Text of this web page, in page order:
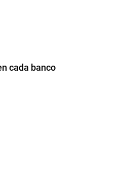
cada banco